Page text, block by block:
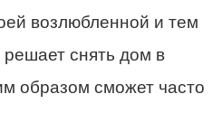
возлюбленной и тем
снять дом в
образом сможет часто